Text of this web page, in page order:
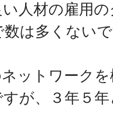
人材の雇用
は多くない
ットワーク
が、３年５